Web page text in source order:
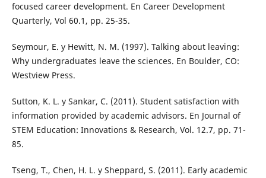
focused career development. En Career Development
Quarterly, Vol 60.1, pp. 25-35.
Seymour, E. y Hewitt, N. M. (1997). Talking about leaving:
Why undergraduates leave the sciences. En Boulder, CO:
Westview Press.
Sutton, K. L. y Sankar, C. (2011). Student satisfaction with
information provided by academic advisors. En Journal of
STEM Education: Innovations & Research, Vol. 12.7, pp. 71-
85.
Tseng, T., Chen, H. L. y Sheppard, S. (2011). Early academic